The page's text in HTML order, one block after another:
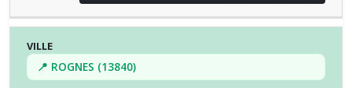
📍 ROGNES (13840)